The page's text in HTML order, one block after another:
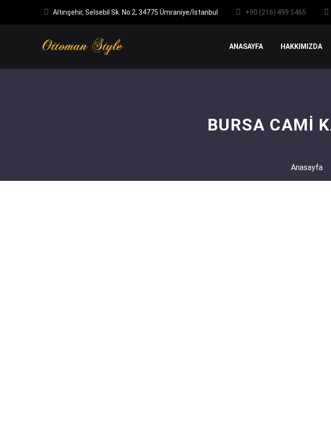
Altınşehir, Selsebil Sk. No:2, 34775 Ümraniye/İstanbul +90 (216) 499 5465
ANASAYFA HAKKIMIZDA
BURSA CAMI
Anasayfa